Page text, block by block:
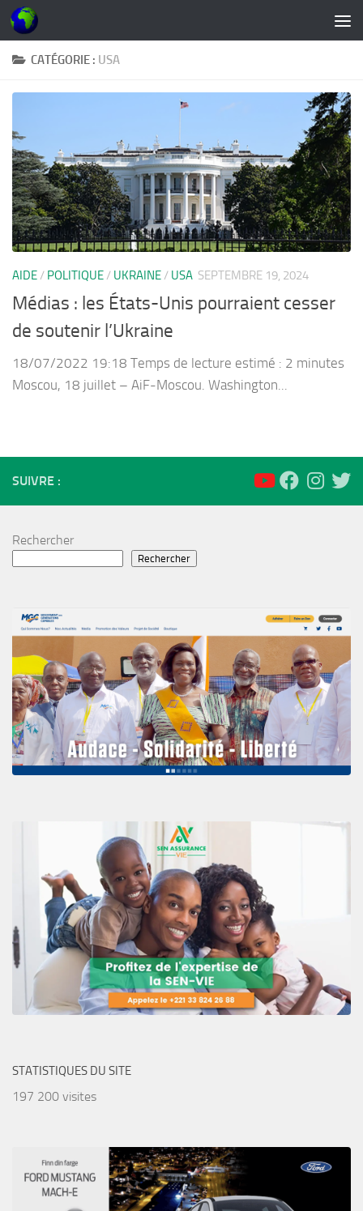
Skip to content
CATÉGORIE : USA
AIDE / POLITIQUE / UKRAINE / USA SEPTEMBRE 19, 2024
Médias : les États-Unis pourraient cesser
de soutenir l’Ukraine
18/07/2022 19:18 Temps de lecture estimé : 2 minutes
Moscou, 18 juillet – AiF-Moscou. Washington...
SUIVRE :
Rechercher
Rechercher
STATISTIQUES DU SITE
197 200 visites